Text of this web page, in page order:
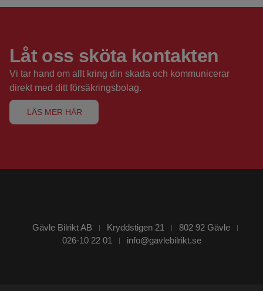
Låt oss sköta kontakten
Vi tar hand om allt kring din skada och kommunicerar
direkt med ditt försäkringsbolag.
LÄS MER HÄR
Gävle Bilrikt AB ​​​​​​​Kryddstigen 21
802 92 Gävle
026-10 22 01
info@gavlebilrikt.se